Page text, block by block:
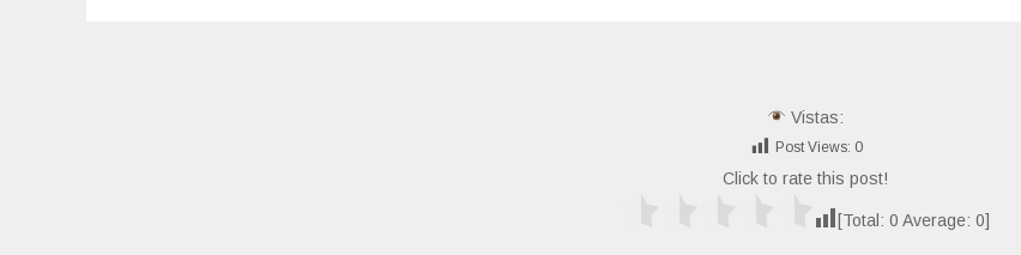
Vistas:
Post Views: 0
Click to rate this post!
[Total: 0 Average: 0]